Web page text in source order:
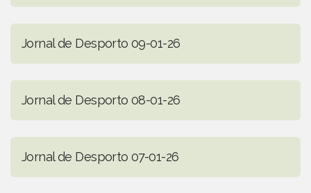
Jornal de Desporto 09-01-26
Jornal de Desporto 08-01-26
Jornal de Desporto 07-01-26